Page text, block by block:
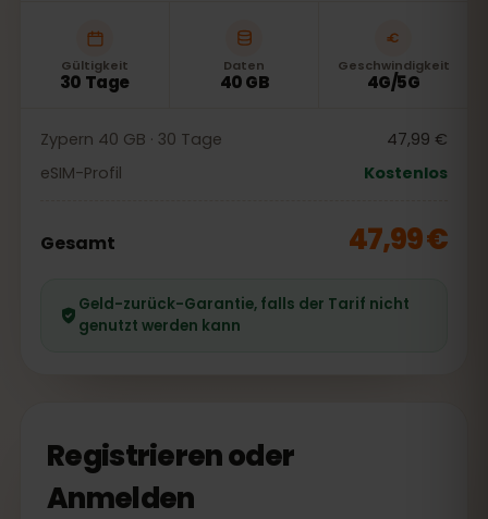
Gültigkeit
30 Tage
Daten
40 GB
Geschwindigkeit
4G/5G
Zypern 40 GB · 30 Tage
47,99 €
eSIM-Profil
Kostenlos
Gesamt 47,99 €
Geld-zurück-Garantie, falls der Tarif nicht
genutzt werden kann
Registrieren oder
Anmelden